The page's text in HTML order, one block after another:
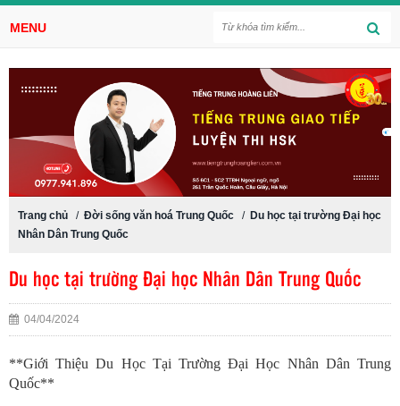
Trang chủ / Đời sống văn hoá Trung Quốc / Du học tại trường Đại học
Nhân Dân Trung Quốc
Du học tại trường Đại học Nhân Dân Trung Quốc
04/04/2024
**Giới Thiệu Du Học Tại Trường Đại Học Nhân Dân Trung
Quốc**